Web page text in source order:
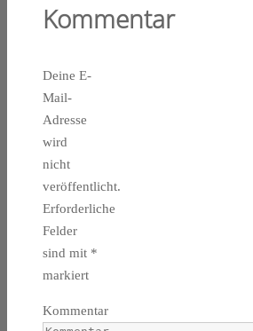
Kommentar
Deine E-
Mail-
Adresse
wird
nicht
veröffentlicht.
Erforderliche
Felder
sind mit *
markiert
Kommentar